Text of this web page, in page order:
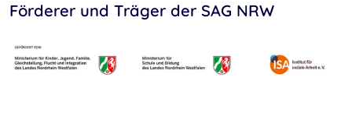
Förderer und Träger der SAG NRW